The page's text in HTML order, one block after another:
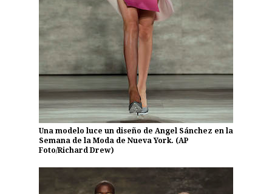
Una modelo luce un diseño de Angel Sánchez en la
Semana de la Moda de Nueva York. (AP
Foto/Richard Drew)